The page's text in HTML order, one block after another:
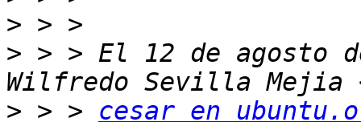
>
> > > El 12 de agosto
> > > cesar en